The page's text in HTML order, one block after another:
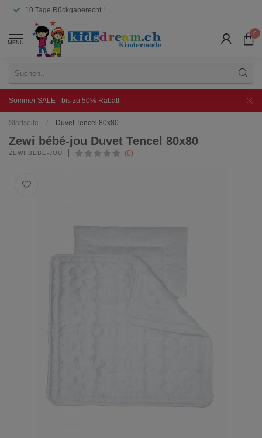
10 Tage Rückgaberecht !
MENU
0
Sommer SALE - bis zu 50% Rabatt →
Startseite / Duvet Tencel 80x80
Zewi bébé-jou Duvet Tencel 80x80
ZEWI BÉBÉ-JOU (0)